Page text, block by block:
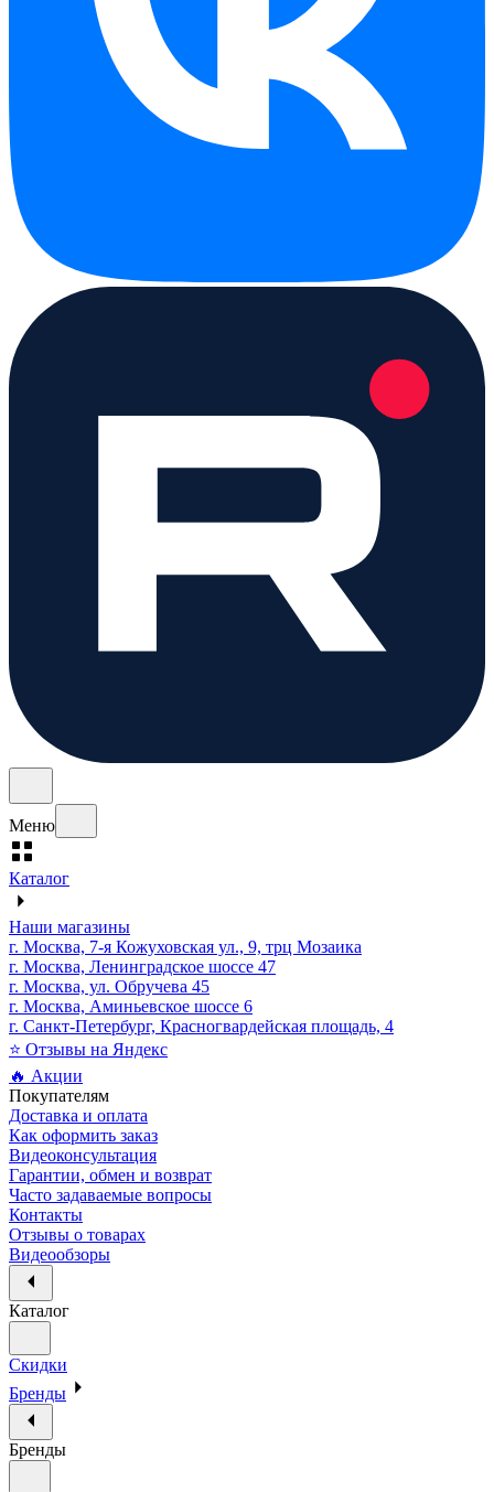
Меню
Каталог
Наши магазины
г. Москва, 7-я Кожуховская ул., 9, трц Мозаика
г. Москва, Ленинградское шоссе 47
г. Москва, ул. Обручева 45
г. Москва, Аминьевское шоссе 6
г. Санкт-Петербург, Красногвардейская площадь, 4
⭐ Отзывы на Яндекс
🔥 Акции
Покупателям
Доставка и оплата
Как оформить заказ
Видеоконсультация
Гарантии, обмен и возврат
Часто задаваемые вопросы
Контакты
Отзывы о товарах
Видеообзоры
Каталог
Скидки
Бренды
Бренды